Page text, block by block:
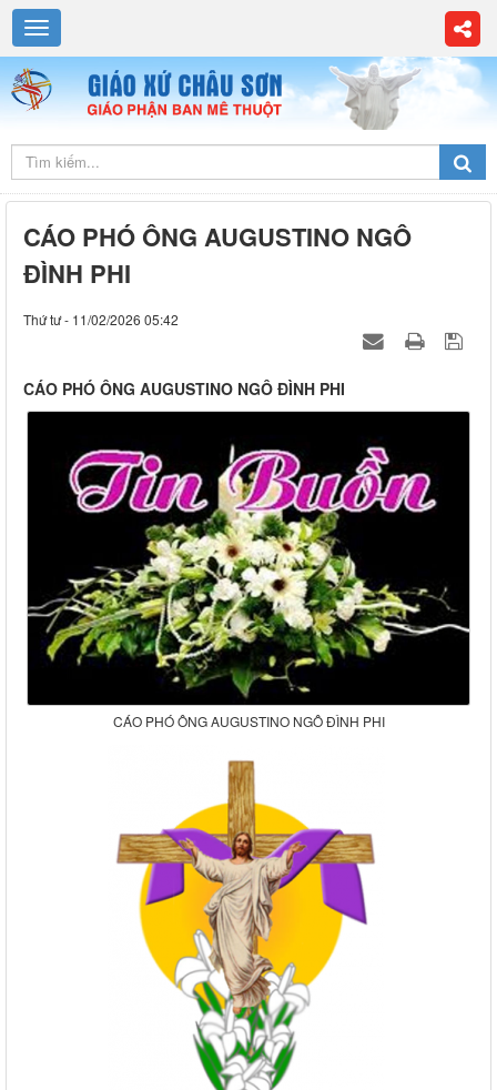
CÁO PHÓ ÔNG AUGUSTINO NGÔ
ĐÌNH PHI
Thứ tư - 11/02/2026 05:42
CÁO PHÓ ÔNG AUGUSTINO NGÔ ĐÌNH PHI
CÁO PHÓ ÔNG AUGUSTINO NGÔ ĐÌNH PHI